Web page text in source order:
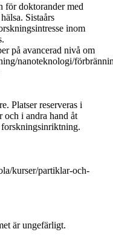
för doktorander med
Sistaårs
inom
på avancerad nivå om
nanoteknologi/
Platser reserveras i
och i andra hand åt
kurser/partiklar-och-
är ungefärligt.